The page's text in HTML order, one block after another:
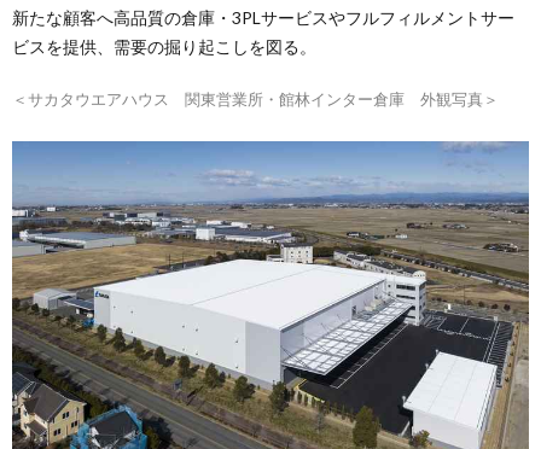
新たな顧客へ高品質の倉庫・3PLサービスやフルフィルメントサー
ビスを提供、需要の掘り起こしを図る。
＜サカタウエアハウス 関東営業所・館林インター倉庫 外観写真＞